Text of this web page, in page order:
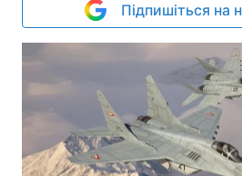
Підпишіться на